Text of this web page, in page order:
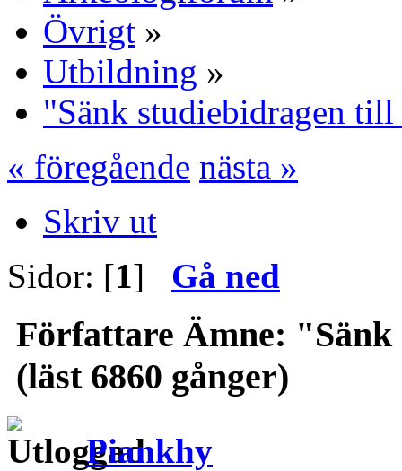
Övrigt »
Utbildning »
"Sänk studiebidragen
« föregående nästa »
Skriv ut
Sidor: [1] Gå ned
Författare Ämne:
(läst 6860 gånger)
Piankhy